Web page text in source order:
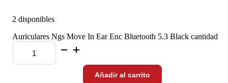
2 disponibles
Auriculares Ngs Move In Ear Enc Bluetooth 5.3 Black cantidad
Añadir al carrito